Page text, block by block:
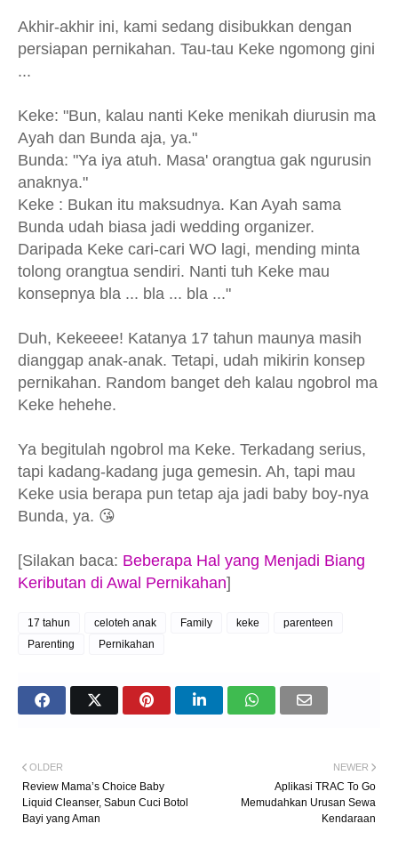
Akhir-akhir ini, kami sedang disibukkan dengan
persiapan pernikahan. Tau-tau Keke ngomong gini
...
Keke: "Bun, kalau nanti Keke menikah diurusin ma
Ayah dan Bunda aja, ya."
Bunda: "Ya iya atuh. Masa' orangtua gak ngurusin
anaknya."
Keke : Bukan itu maksudnya. Kan Ayah sama
Bunda udah biasa jadi wedding organizer.
Daripada Keke cari-cari WO lagi, mending minta
tolong orangtua sendiri. Nanti tuh Keke mau
konsepnya bla ... bla ... bla ..."
Duh, Kekeeee! Katanya 17 tahun maunya masih
dianggap anak-anak. Tetapi, udah mikirin konsep
pernikahan. Random banget deh kalau ngobrol ma
Keke hehehe.
Ya begitulah ngobrol ma Keke. Terkadang serius,
tapi kadang-kadang juga gemesin. Ah, tapi mau
Keke usia berapa pun tetap aja jadi baby boy-nya
Bunda, ya. 😘
[Silakan baca: Beberapa Hal yang Menjadi Biang
Keributan di Awal Pernikahan]
17 tahun celoteh anak Family keke
parenteen
Parenting
Pernikahan
NEWER
Aplikasi TRAC To Go
Memudahkan Urusan Sewa
Kendaraan
OLDER
Review Mama’s Choice Baby
Liquid Cleanser, Sabun Cuci Botol
Bayi yang Aman